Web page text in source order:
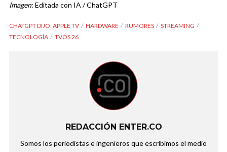
Imagen: Editada con IA / ChatGPT
CHATGPT DIJO: APPLE TV HARDWARE RUMORES
STREAMING
TECNOLOGÍA
TVOS 26
REDACCIÓN ENTER.CO
Somos los periodistas e ingenieros que escribimos el medio